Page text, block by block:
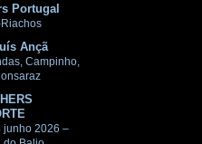
Portugal
Ançã
Campinho,
junho 2026 –